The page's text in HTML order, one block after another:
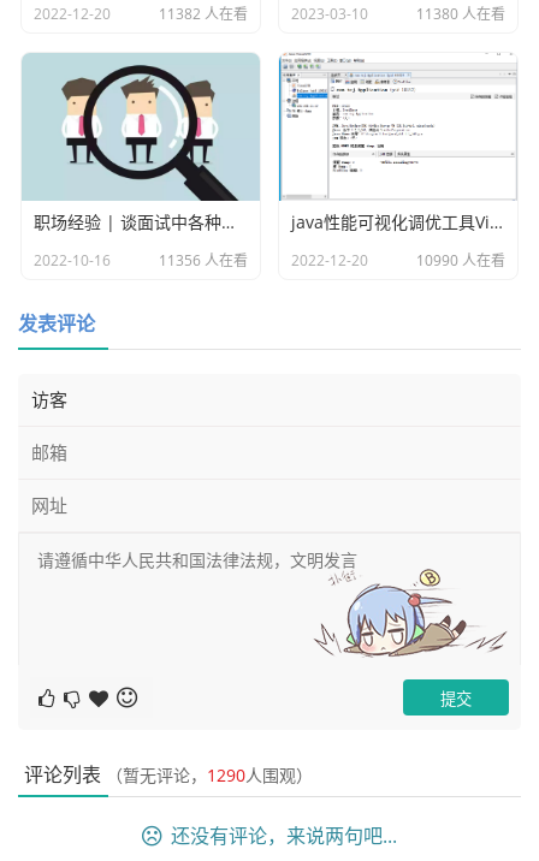
并且把如下的内容复制进去：
# 所属集群名称
brokerClusterName = test1
#broker名称
brokerName = broker1
brokerId = 0
#表示几点做消息删除动作，默认是凌晨4点
#在磁盘上保留消息的时长，单位是小时
fileReservedTime = 48
异步表示Master和Slave之间同步数据的机制；
#刷盘策略，取值为：ASYNC_FLUSH，SYNC_FLUSH表示同步刷
ASYNC_FLUSH不需要；
flushDiskType = ASYNC_FLUSH
# 设置broker节点所在服务器的ip地址
# 磁盘使用达到95%之后,生产者再写入消息会报错 CODE: 1
l
2022-12-20 11382 人在看 2023-03-10 11380 人在看
职场经验 | 谈面试中各种各样的坑
2022-10-16 11356 人在看
java性能可视化调优工具VisualVM
2022-12-20 10990 人在看
发表评论
评论列表 （暂无评论， 1290人围观）
还没有评论，来说两句吧...